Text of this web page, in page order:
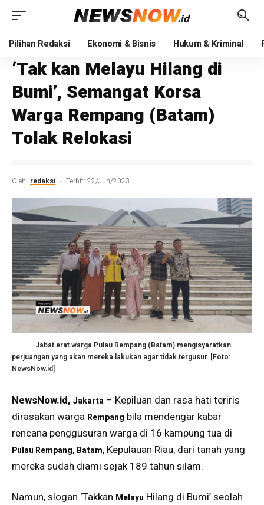
Pilihan Redaksi Ekonomi & Bisnis Hukum & Kriminal
‘Tak kan Melayu Hilang di
Bumi’, Semangat Korsa
Warga Rempang (Batam)
Tolak Relokasi
Oleh: redaksi Terbit: 22/Jun/2023
Jabat erat warga Pulau Rempang (Batam) mengisyaratkan
perjuangan yang akan mereka lakukan agar tidak tergusur. [Foto:
NewsNow.id]
NewsNow.id, Jakarta – Kepiluan dan rasa hati teriris
dirasakan warga Rempang bila mendengar kabar
rencana penggusuran warga di 16 kampung tua di
Pulau Rempang, Batam, Kepulauan Riau, dari tanah yang
mereka sudah diami sejak 189 tahun silam.
Namun, slogan ‘Takkan Melayu Hilang di Bumi’ seolah